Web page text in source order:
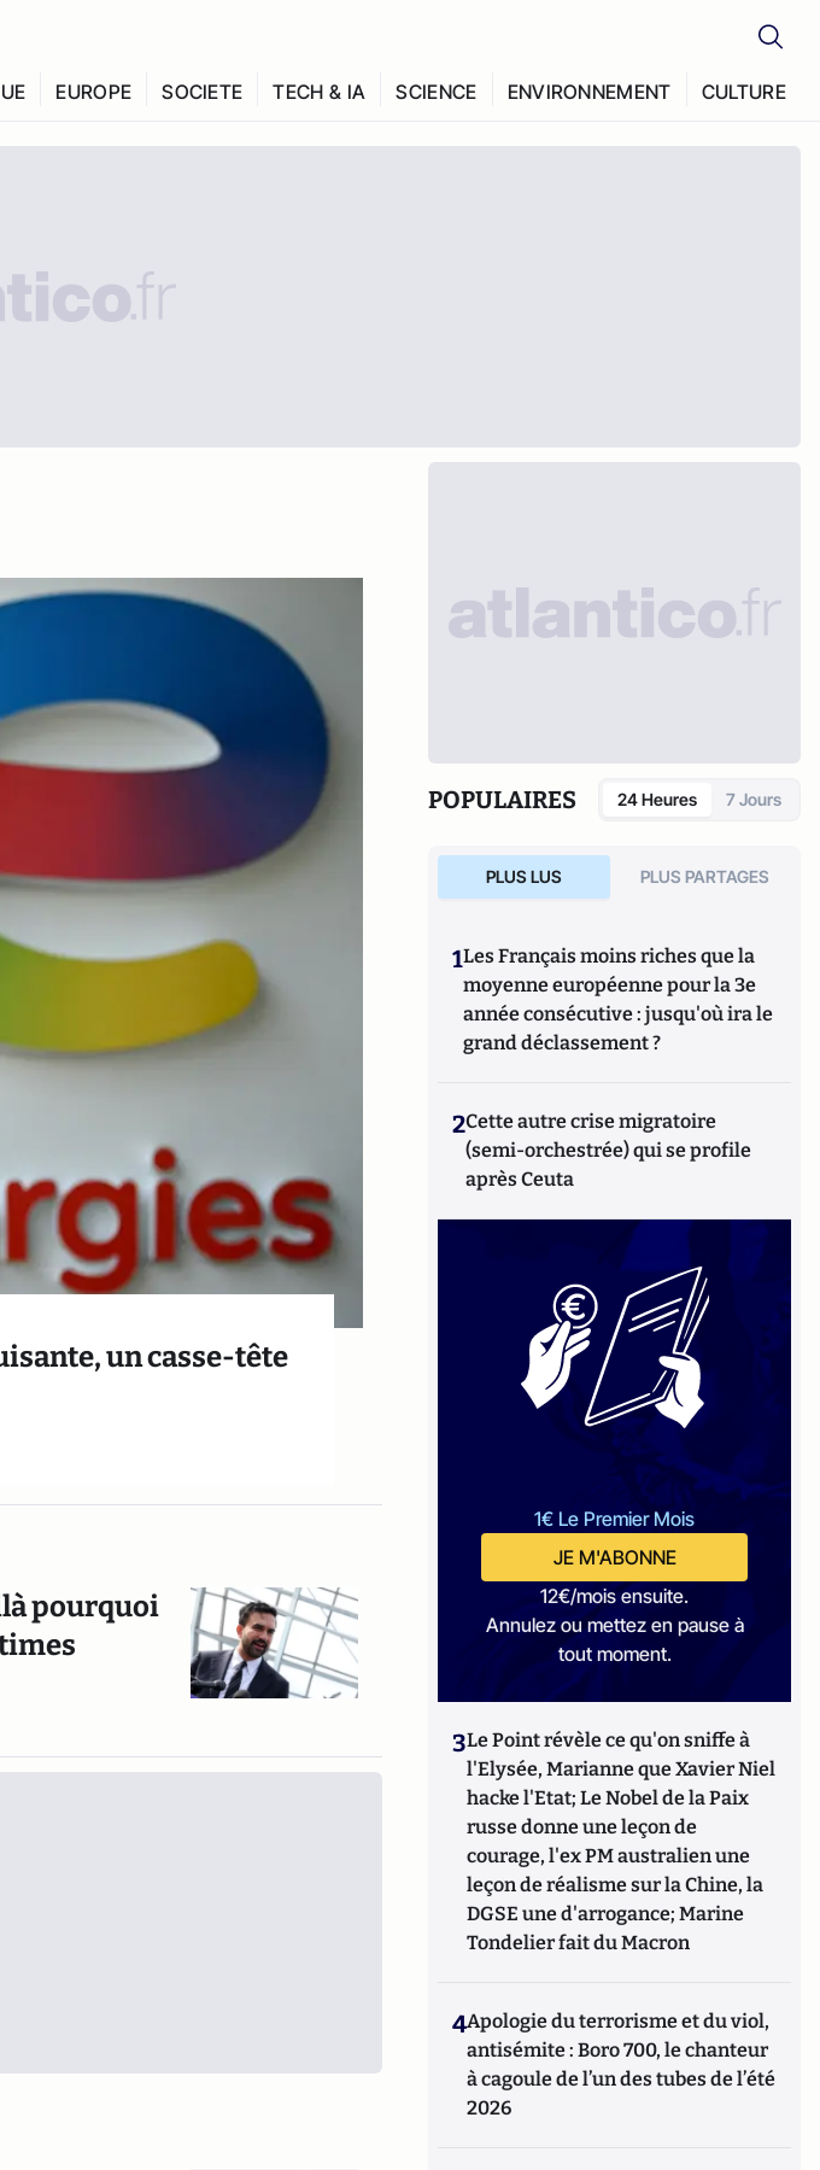
EUROPE SOCIETE TECH & IA SCIENCE ENVIRONNEMENT CULTURE
un casse-tête
pourquoi
POPULAIRES 24 Heures 7 Jours
PLUS LUS PLUS PARTAGES
1Les Français moins riches que la
moyenne européenne pour la 3e
année consécutive : jusqu'où ira le
grand déclassement ?
2Cette autre crise migratoire
(semi-orchestrée) qui se profile
après Ceuta
1€ Le Premier Mois
JE M'ABONNE
12€/mois ensuite.
Annulez ou mettez en pause à
tout moment.
3Le Point révèle ce qu'on sniffe à
l'Elysée, Marianne que Xavier Niel
hacke l'Etat; Le Nobel de la Paix
russe donne une leçon de
courage, l'ex PM australien une
leçon de réalisme sur la Chine, la
DGSE une d'arrogance; Marine
Tondelier fait du Macron
4Apologie du terrorisme et du viol,
antisémite : Boro 700, le chanteur
à cagoule de l’un des tubes de l’été
2026